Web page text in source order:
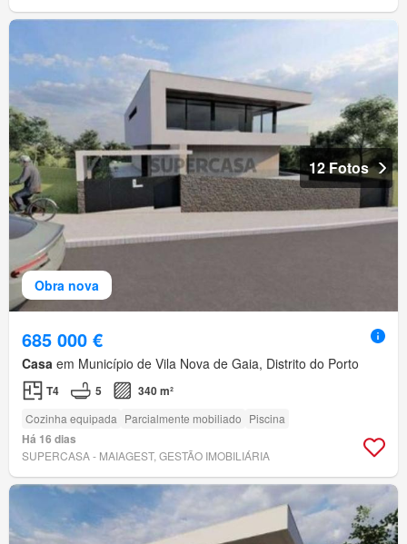
Obra nova
12 Fotos
685 000 €
Casa em Município de Vila Nova de Gaia, Distrito do Porto
T4 5 340 m²
Cozinha equipada Parcialmente mobiliado Piscina
Há 16 dias
SUPERCASA - MAIAGEST, GESTÃO IMOBILIÁRIA